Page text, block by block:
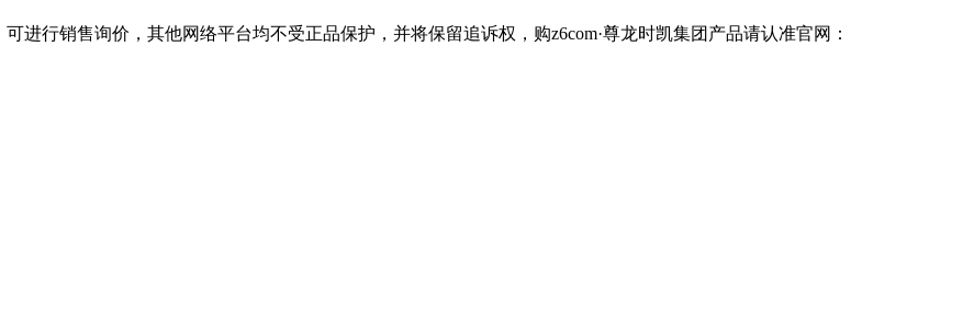
进行销售询价，其他网络平台均不受正品保护，并将保留追诉权，购z6com·尊龙时凯集团产品请认准官网：